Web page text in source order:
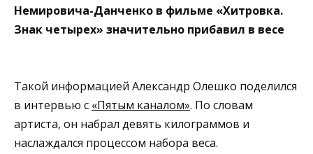
Немировича-Данченко в фильме «Хитровка.
Знак четырех» значительно прибавил в весе
Такой информацией Александр Олешко поделился
в интервью с «Пятым каналом». По словам
артиста, он набрал девять килограммов и
наслаждался процессом набора веса.